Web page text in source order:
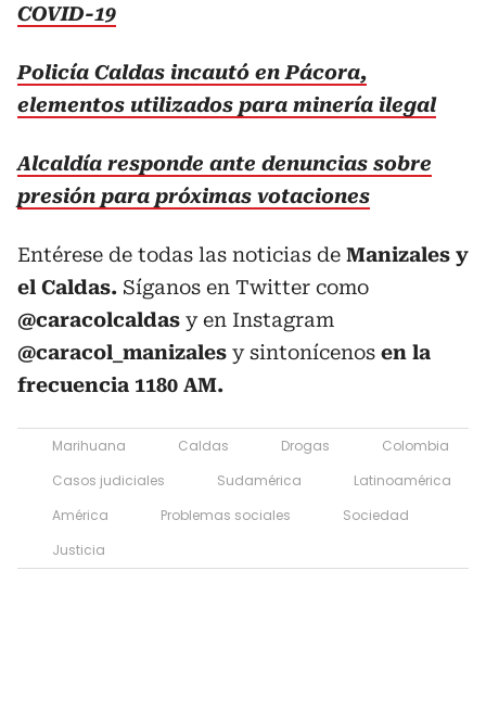
COVID-19
Policía Caldas incautó en Pácora,
elementos utilizados para minería ilegal
Alcaldía responde ante denuncias sobre
presión para próximas votaciones
Entérese de todas las noticias de Manizales y
el Caldas. Síganos en Twitter como
@caracolcaldas y en Instagram
@caracol_manizales y sintonícenos en la
frecuencia 1180 AM.
Marihuana Caldas Drogas
Colombia
Casos judiciales
Sudamérica
Latinoamérica
América
Problemas sociales
Sociedad
Justicia